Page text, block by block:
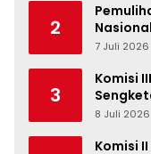
2
Nasional
7 Juli 2026
3
Komisi
Dua
8 Juli 2026
Komisi